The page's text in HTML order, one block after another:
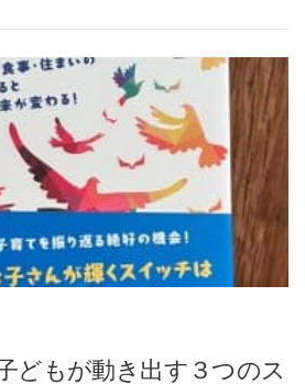
どもが動き出す３つのス